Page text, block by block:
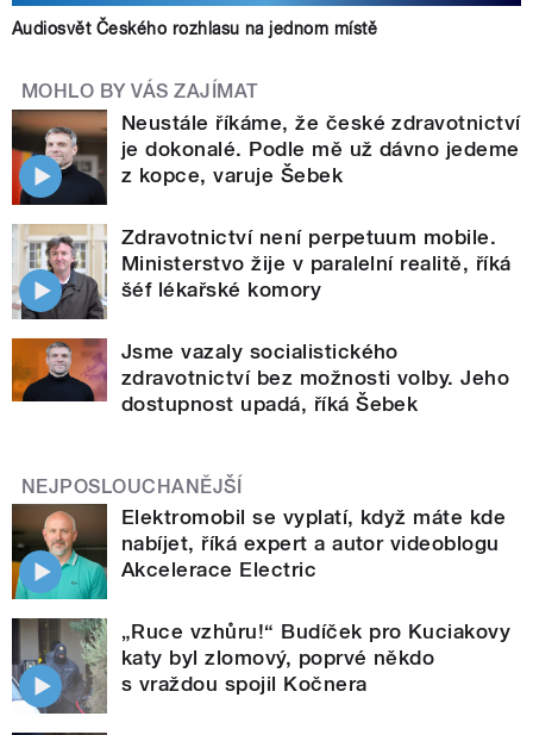
Audiosvět Českého rozhlasu na jednom místě
MOHLO BY VÁS ZAJÍMAT
Neustále říkáme, že české zdravotnictví
je dokonalé. Podle mě už dávno jedeme
z kopce, varuje Šebek
Zdravotnictví není perpetuum mobile.
Ministerstvo žije v paralelní realitě, říká
šéf lékařské komory
Jsme vazaly socialistického
zdravotnictví bez možnosti volby. Jeho
dostupnost upadá, říká Šebek
NEJPOSLOUCHANĚJŠÍ
Elektromobil se vyplatí, když máte kde
nabíjet, říká expert a autor videoblogu
Akcelerace Electric
„Ruce vzhůru!“ Budíček pro Kuciakovy
katy byl zlomový, poprvé někdo
s vraždou spojil Kočnera